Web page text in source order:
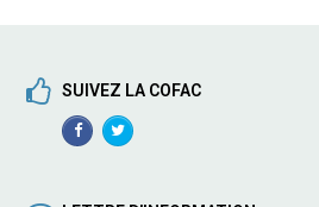
SUIVEZ LA COFAC
FacebookTwitterProfile